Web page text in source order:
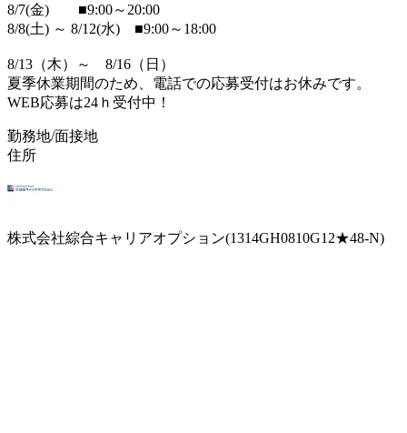
8/7(金) ■9:00～20:00
8/8(土) ～ 8/12(水) ■9:00～18:00
8/13（木）～ 8/16（日）
夏季休業期間のため、電話での応募受付はお休みです。
WEB応募は24ｈ受付中！
勤務地/面接地
住所
株式会社綜合キャリアオプション(1314GH0810G12★48-N)